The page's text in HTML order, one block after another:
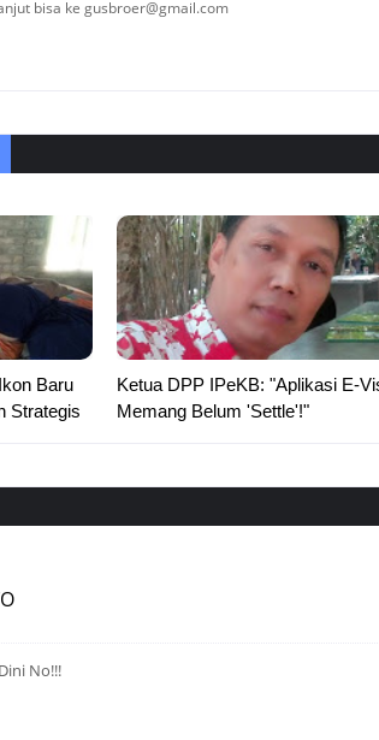
bisa ke gusbroer@gmail.com
Baru
Strategis
Ketua DPP IPeKB: "Aplikasi E-
Memang Belum 'Settle'!"
No!!!